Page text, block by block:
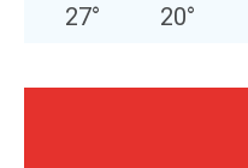
27° 20°